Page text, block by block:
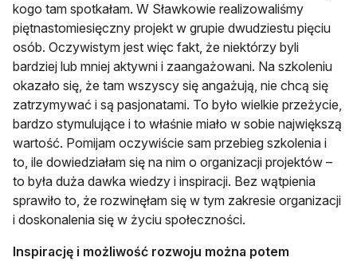
kogo tam spotkałam. W Sławkowie realizowaliśmy
piętnastomiesięczny projekt w grupie dwudziestu pięciu
osób. Oczywistym jest więc fakt, że niektórzy byli
bardziej lub mniej aktywni i zaangażowani. Na szkoleniu
okazało się, że tam wszyscy się angażują, nie chcą się
zatrzymywać i są pasjonatami. To było wielkie przeżycie,
bardzo stymulujące i to właśnie miało w sobie największą
wartość. Pomijam oczywiście sam przebieg szkolenia i
to, ile dowiedziałam się na nim o organizacji projektów –
to była duża dawka wiedzy i inspiracji. Bez wątpienia
sprawiło to, że rozwinęłam się w tym zakresie organizacji
i doskonalenia się w życiu społeczności.
Inspirację i możliwość rozwoju można potem